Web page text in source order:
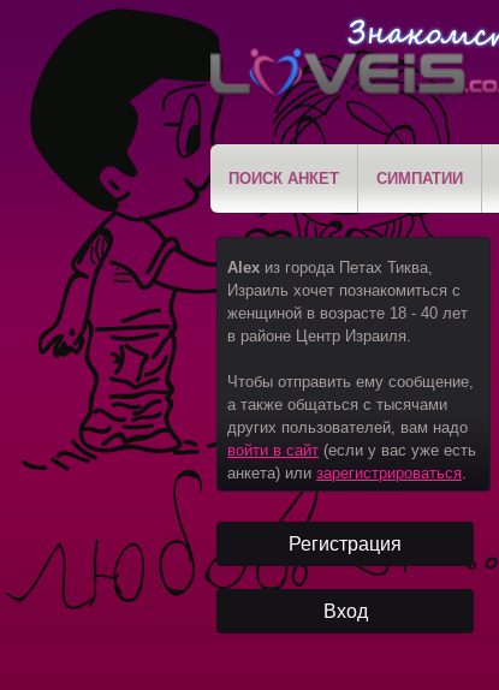
ПОИСК АНКЕТ СИМПАТИИ
Alex из города Петах Тиква,
Израиль хочет познакомиться с
женщиной в возрасте 18 - 40 лет
в районе Центр Израиля.
Чтобы отправить ему сообщение,
а также общаться с тысячами
других пользователей, вам надо
войти в сайт (если у вас уже есть
анкета) или зарегистрироваться.